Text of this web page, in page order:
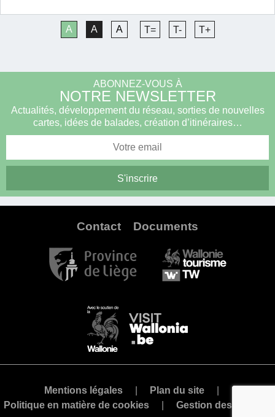
A A A T= T- T+
ABONNEZ-VOUS À
NOTRE NEWSLETTER
Actualités, développement du réseau, sorties de nouvelles
cartes, idées de balades, création d’itinéraires…
Contact Documents
Mentions légales
Plan du site
Politique en matière de cookies
Gestion des cookies